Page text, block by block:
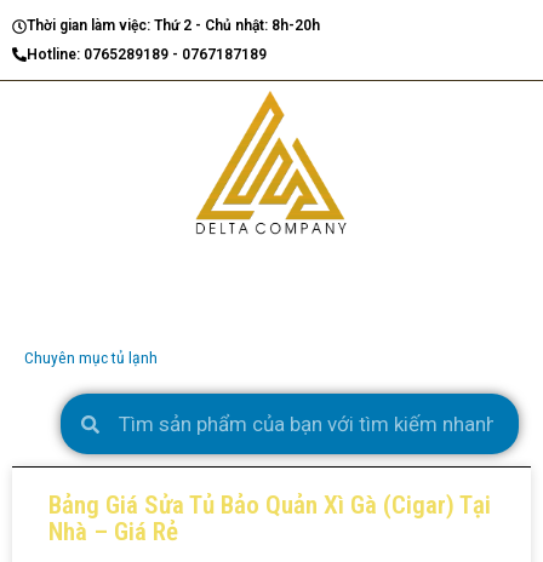
tới
nội
Thời gian làm việc: Thứ 2 - Chủ nhật: 8h-20h
Hotline: 0765289189 - 0767187189
Chuyên mục tủ lạnh
Search
Bảng Giá Sửa Tủ Bảo Quản Xì Gà (Cigar) Tại
Nhà – Giá Rẻ